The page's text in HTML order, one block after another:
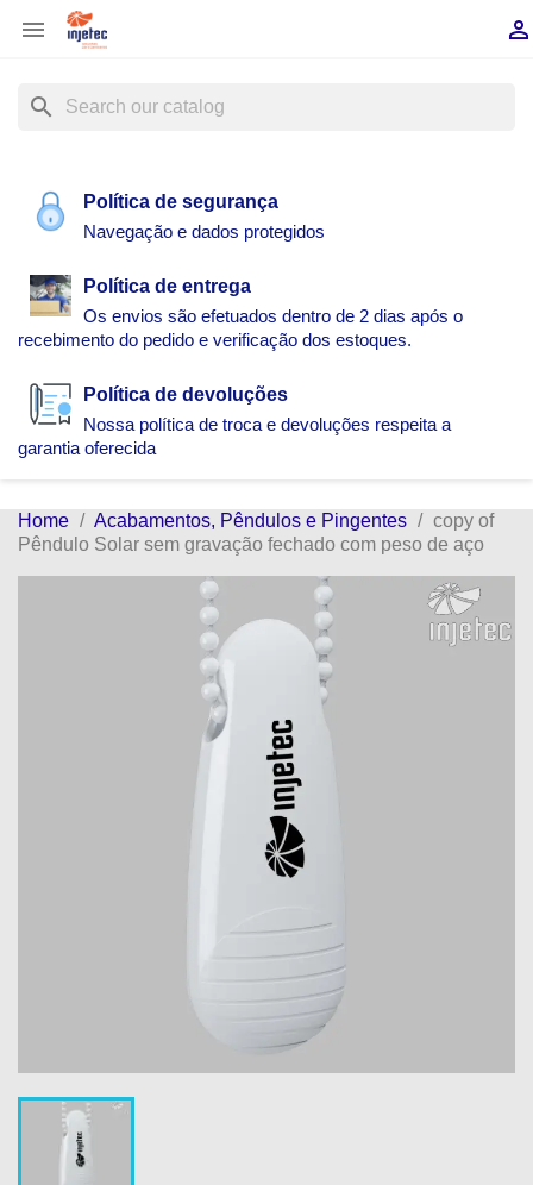
 
search
Política de segurança
Navegação e dados protegidos
Política de entrega
Os envios são efetuados dentro de 2 dias após o
recebimento do pedido e verificação dos estoques.
Política de devoluções
Nossa política de troca e devoluções respeita a
garantia oferecida
Home Acabamentos, Pêndulos e Pingentes
copy of
Pêndulo Solar sem gravação fechado com peso de aço